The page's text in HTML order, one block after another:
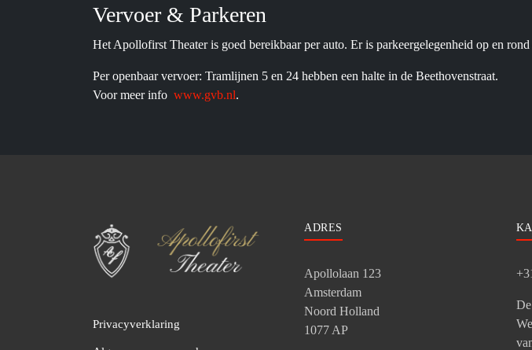
Vervoer & Parkeren
Het Apollofirst Theater is goed bereikbaar per auto. Er is parkeergelegenheid op en
Per openbaar vervoer: Tramlijnen 5 en 24 hebben een halte in de Beethovenstraat.
Voor meer info www.gvb.nl.
Privacyverklaring
ADRES
Apollolaan 123
Amsterdam
Noord Holland
1077 AP